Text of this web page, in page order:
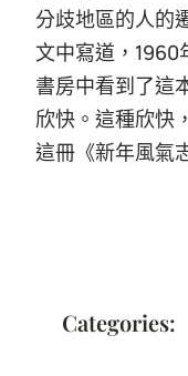
分歧地區的人的
文中寫道，
書房中看到了這
欣快。這種欣快
這冊《新年風氣
Categories: